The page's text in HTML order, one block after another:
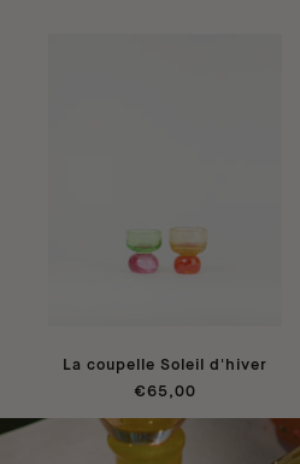
La coupelle Soleil d'hiver
€65,00